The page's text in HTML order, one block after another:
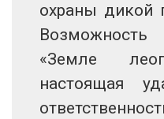
охраны дикой
«Земле
настоящая